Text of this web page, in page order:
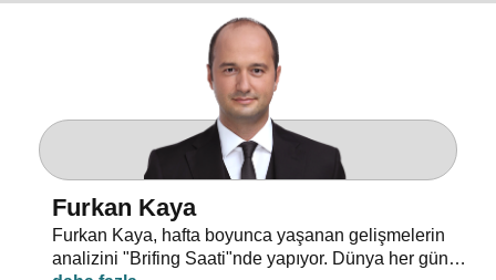
Furkan Kaya
Furkan Kaya, hafta boyunca yaşanan gelişmelerin
analizini "Brifing Saati"nde yapıyor. Dünya her gün